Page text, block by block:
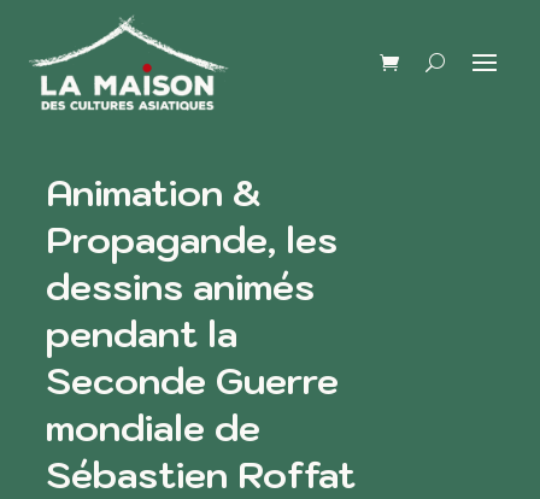
Animation &
Propagande, les
dessins animés
pendant la
Seconde Guerre
mondiale de
Sébastien Roffat